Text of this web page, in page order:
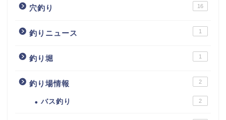
穴釣り 16
釣りニュース 1
釣り堀 1
釣り場情報 2
バス釣り 2